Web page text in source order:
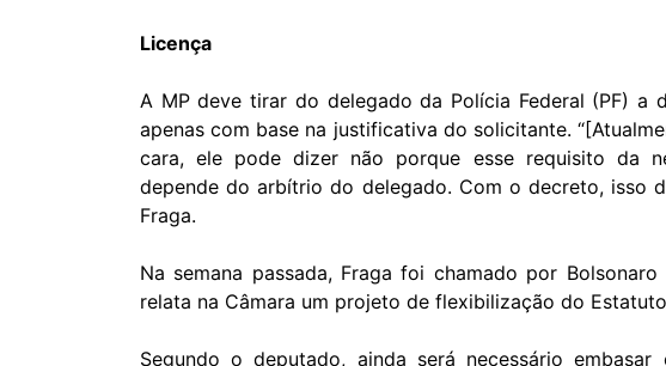
Licença
A MP deve tirar do delegado da Polícia Federal (PF) a
apenas com base na justificativa do solicitante.
cara, ele pode dizer não porque esse requisito da
depende do arbítrio do delegado. Com o decreto, isso
Fraga.
Na semana passada, Fraga foi chamado por
relata na Câmara um projeto de flexibilização do
Segundo o deputado, ainda será necessário